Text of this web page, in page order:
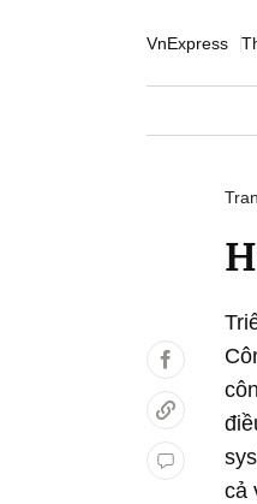
VnExpress
cả